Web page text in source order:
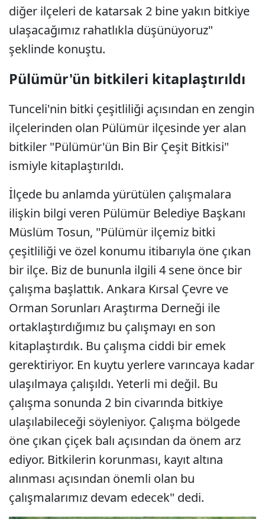
diğer ilçeleri de katarsak 2 bine yakın bitkiye
ulaşacağımız rahatlıkla düşünüyoruz"
şeklinde konuştu.
Pülümür'ün bitkileri kitaplaştırıldı
Tunceli'nin bitki çeşitliliği açısından en zengin
ilçelerinden olan Pülümür ilçesinde yer alan
bitkiler "Pülümür'ün Bin Bir Çeşit Bitkisi"
ismiyle kitaplaştırıldı.
İlçede bu anlamda yürütülen çalışmalara
ilişkin bilgi veren Pülümür Belediye Başkanı
Müslüm Tosun, "Pülümür ilçemiz bitki
çeşitliliği ve özel konumu itibarıyla öne çıkan
bir ilçe. Biz de bununla ilgili 4 sene önce bir
çalışma başlattık. Ankara Kırsal Çevre ve
Orman Sorunları Araştırma Derneği ile
ortaklaştırdığımız bu çalışmayı en son
kitaplaştırdık. Bu çalışma ciddi bir emek
gerektiriyor. En kuytu yerlere varıncaya kadar
ulaşılmaya çalışıldı. Yeterli mi değil. Bu
çalışma sonunda 2 bin civarında bitkiye
ulaşılabileceği söyleniyor. Çalışma bölgede
öne çıkan çiçek balı açısından da önem arz
ediyor. Bitkilerin korunması, kayıt altına
alınması açısından önemli olan bu
çalışmalarımız devam edecek" dedi.